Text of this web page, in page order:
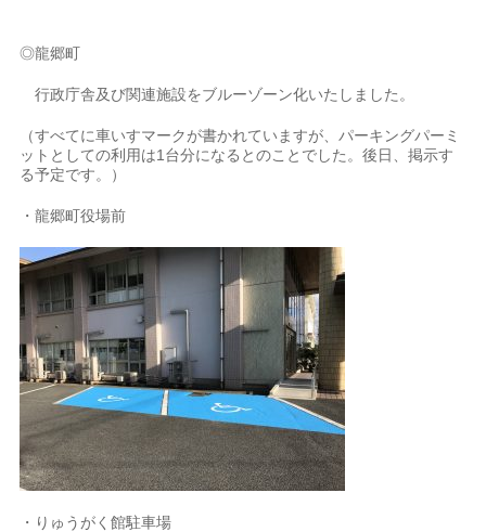
◎龍郷町
行政庁舎及び関連施設をブルーゾーン化いたしました。
（すべてに車いすマークが書かれていますが、パーキングパーミ
ットとしての利用は1台分になるとのことでした。後日、掲示す
る予定です。）
・龍郷町役場前
・りゅうがく館駐車場